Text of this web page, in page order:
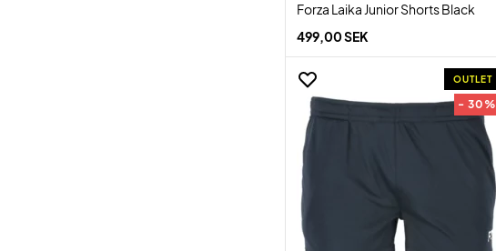
Forza Laika Junior Shorts Black
499,00 SEK
OUTLET
- 30%